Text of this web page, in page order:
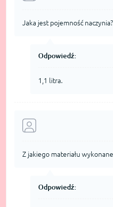
Jaka jest pojemność naczynia?
Odpowiedź:
1,1 litra.
Z jakiego materiału
Odpowiedź: